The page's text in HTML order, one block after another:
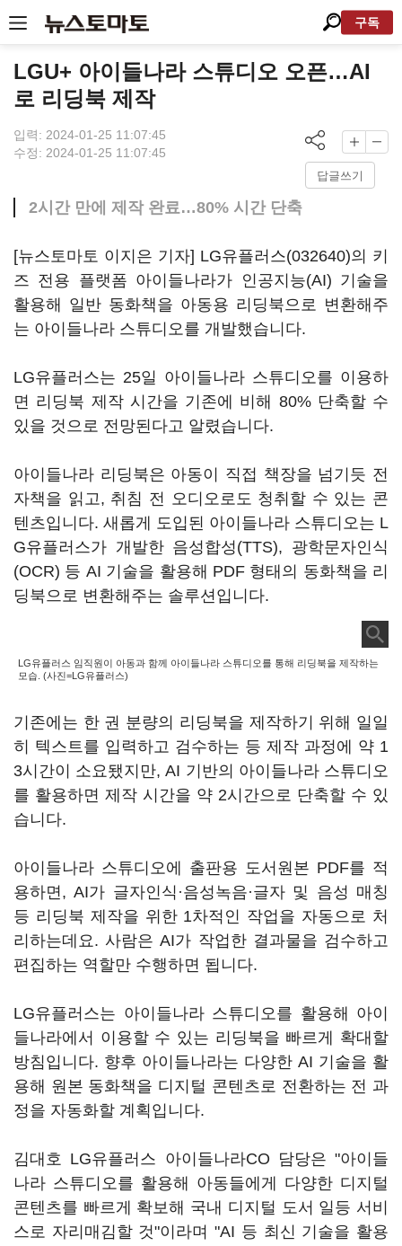
구독
LGU+ 아이들나라 스튜디오 오픈…AI
로 리딩북 제작
입력: 2024-01-25 11:07:45
수정: 2024-01-25 11:07:45
답글쓰기
2시간 만에 제작 완료…80% 시간 단축
[뉴스토마토 이지은 기자] LG유플러스(032640)의 키
즈 전용 플랫폼 아이들나라가 인공지능(AI) 기술을
활용해 일반 동화책을 아동용 리딩북으로 변환해주
는 아이들나라 스튜디오를 개발했습니다.
LG유플러스는 25일 아이들나라 스튜디오를 이용하
면 리딩북 제작 시간을 기존에 비해 80% 단축할 수
있을 것으로 전망된다고 알렸습니다.
아이들나라 리딩북은 아동이 직접 책장을 넘기듯 전
자책을 읽고, 취침 전 오디오로도 청취할 수 있는 콘
텐츠입니다. 새롭게 도입된 아이들나라 스튜디오는 L
G유플러스가 개발한 음성합성(TTS), 광학문자인식
(OCR) 등 AI 기술을 활용해 PDF 형태의 동화책을 리
딩북으로 변환해주는 솔루션입니다.
LG유플러스 임직원이 아동과 함께 아이들나라 스튜디오를 통해 리딩북을 제작하는
모습. (사진=LG유플러스)
기존에는 한 권 분량의 리딩북을 제작하기 위해 일일
히 텍스트를 입력하고 검수하는 등 제작 과정에 약 1
3시간이 소요됐지만, AI 기반의 아이들나라 스튜디오
를 활용하면 제작 시간을 약 2시간으로 단축할 수 있
습니다.
아이들나라 스튜디오에 출판용 도서원본 PDF를 적
용하면, AI가 글자인식·음성녹음·글자 및 음성 매칭
등 리딩북 제작을 위한 1차적인 작업을 자동으로 처
리하는데요. 사람은 AI가 작업한 결과물을 검수하고
편집하는 역할만 수행하면 됩니다.
LG유플러스는 아이들나라 스튜디오를 활용해 아이
들나라에서 이용할 수 있는 리딩북을 빠르게 확대할
방침입니다. 향후 아이들나라는 다양한 AI 기술을 활
용해 원본 동화책을 디지털 콘텐츠로 전환하는 전 과
정을 자동화할 계획입니다.
김대호 LG유플러스 아이들나라CO 담당은 "아이들
나라 스튜디오를 활용해 아동들에게 다양한 디지털
콘텐츠를 빠르게 확보해 국내 디지털 도서 일등 서비
스로 자리매김할 것"이라며 "AI 등 최신 기술을 활용